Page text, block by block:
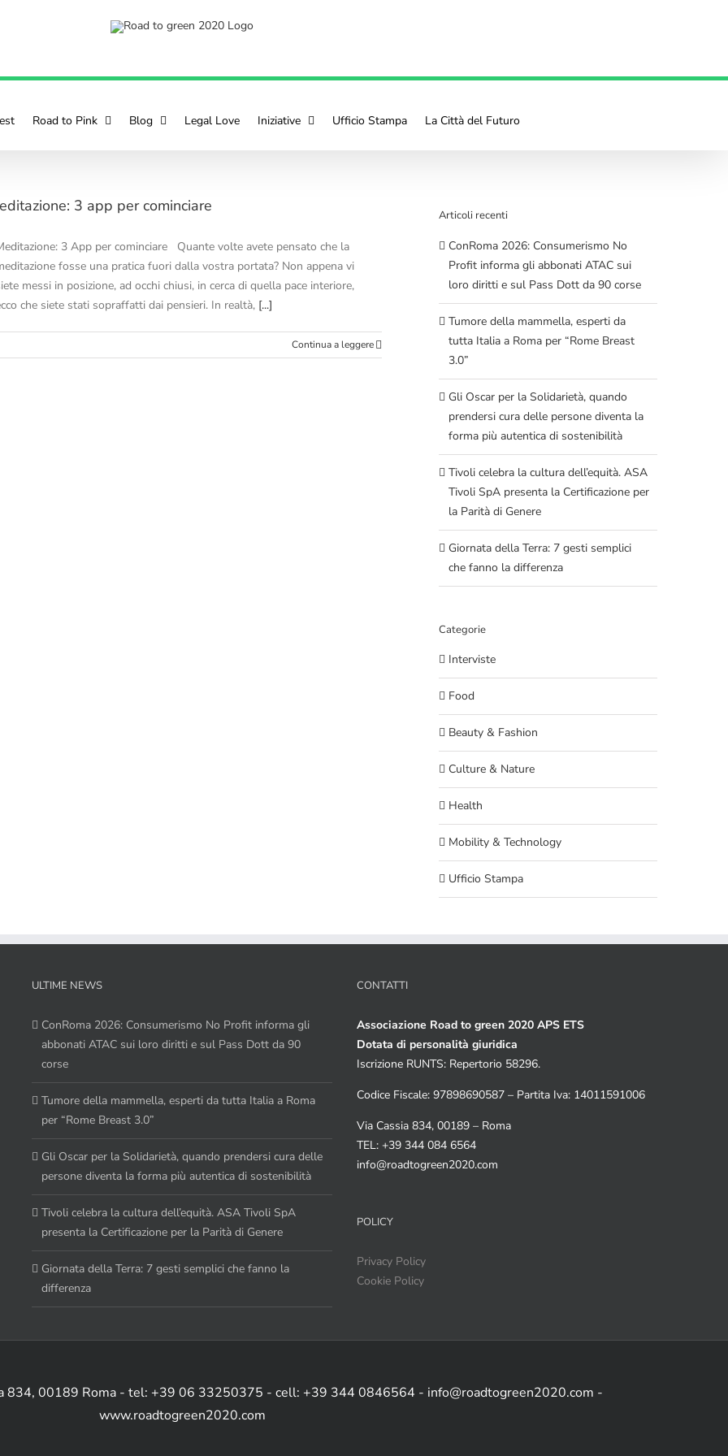
Road to Pink Blog Legal Love Iniziative Ufficio Stampa La Città del Futuro
3 app per cominciare
3 App per cominciare Quante volte avete pensato che la
fosse una pratica fuori dalla vostra portata? Non appena vi
messi in posizione, ad occhi chiusi, in cerca di quella pace interiore,
che siete stati sopraffatti dai pensieri. In realtà, [...]
Continua a leggere
Articoli recenti
ConRoma 2026: Consumerismo No
Profit informa gli abbonati ATAC sui
loro diritti e sul Pass Dott da 90 corse
Tumore della mammella, esperti da
tutta Italia a Roma per “Rome Breast
3.0”
Gli Oscar per la Solidarietà, quando
prendersi cura delle persone diventa la
forma più autentica di sostenibilità
Tivoli celebra la cultura dell’equità. ASA
Tivoli SpA presenta la Certificazione per
la Parità di Genere
Giornata della Terra: 7 gesti semplici
che fanno la differenza
Categorie
Interviste
Food
Beauty & Fashion
Culture & Nature
Health
Mobility & Technology
Ufficio Stampa
ULTIME NEWS
ConRoma 2026: Consumerismo No Profit informa gli
abbonati ATAC sui loro diritti e sul Pass Dott da 90
corse
Tumore della mammella, esperti da tutta Italia a Roma
per “Rome Breast 3.0”
Gli Oscar per la Solidarietà, quando prendersi cura delle
persone diventa la forma più autentica di sostenibilità
Tivoli celebra la cultura dell’equità. ASA Tivoli SpA
presenta la Certificazione per la Parità di Genere
Giornata della Terra: 7 gesti semplici che fanno la
differenza
CONTATTI
Associazione Road to green 2020 APS ETS
Dotata di personalità giuridica
Iscrizione RUNTS: Repertorio 58296.
Codice Fiscale: 97898690587 – Partita Iva: 14011591006
Via Cassia 834, 00189 – Roma
TEL: +39 344 084 6564
info@roadtogreen2020.com
POLICY
Privacy Policy
Cookie Policy
834, 00189 Roma - tel: +39 06 33250375 - cell: +39 344 0846564 - info@roadtogreen2020.com -
www.roadtogreen2020.com